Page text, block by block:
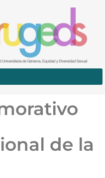
de la